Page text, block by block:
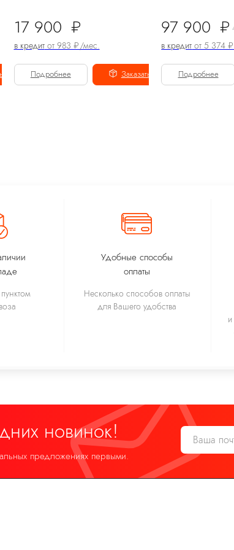
17 900 ₽
в кредитот 983 ₽/мес.
Подробнее Заказать
97 900 ₽
в кредит от 5 374
Подробнее
Удобные способы
оплаты
Несколько способов оплаты
для Вашего удобства
новинок!
предложениях первыми.